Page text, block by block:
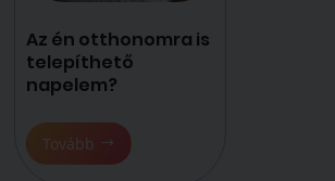
Az én otthonomra is
telepíthető
napelem?
Tovább